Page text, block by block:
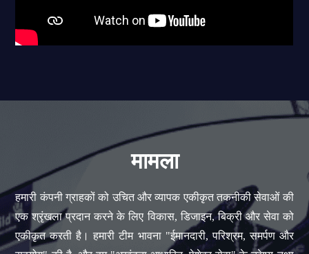
मामला
हमारी कंपनी ग्राहकों को उचित और व्यापक एकीकृत तकनीकी सेवाओं की
एक श्रृंखला प्रदान करने के लिए विकास, डिजाइन, बिक्री और सेवा को
एकीकृत करती है। हमारी टीम भावना "ईमानदारी, परिश्रम, समर्पण और